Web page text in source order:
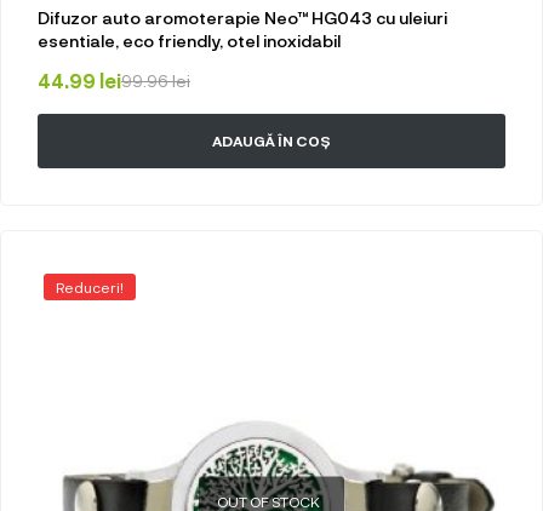
Difuzor auto aromoterapie Neo™ HG043 cu uleiuri
esentiale, eco friendly, otel inoxidabil
99.96lei
44.99 lei
ADAUGĂ ÎN COȘ
Reduceri!
OUT OF STOCK